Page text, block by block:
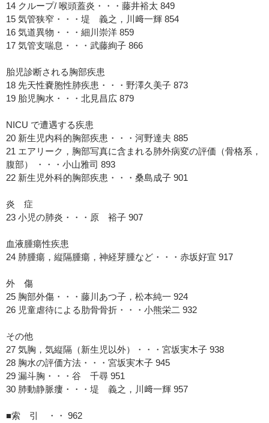
14 クループ/ 喉頭蓋炎・・・藤井裕太 849
15 気管狭窄・・・堤 義之，川﨑一輝 854
16 気道異物・・・細川崇洋 859
17 気管支喘息・・・武藤絢子 866
胎児診断される胸部疾患
18 先天性嚢胞性肺疾患・・・野澤久美子 873
19 胎児胸水・・・北見昌広 879
NICU で遭遇する疾患
20 新生児内科的胸部疾患・・・河野達夫 885
21 エアリーク，胸部写真に含まれる肺外病変の評価（骨格系，
腹部） ・・・小山雅司 893
22 新生児外科的胸部疾患・・・桑島成子 901
炎 症
23 小児の肺炎・・・原 裕子 907
血液腫瘍性疾患
24 肺腫瘍，縦隔腫瘍，神経芽腫など・・・赤坂好宣 917
外 傷
25 胸部外傷・・・藤川あつ子，松本純一 924
26 児童虐待による肋骨骨折・・・小熊栄二 932
その他
27 気胸，気縦隔（新生児以外）・・・宮坂実木子 938
28 胸水の評価方法・・・宮坂実木子 945
29 漏斗胸・・・谷 千尋 951
30 肺動静脈瘻・・・堤 義之，川﨑一輝 957
■索 引 ・・ 962